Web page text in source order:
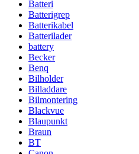
Batteri
Batterigrep
Batterikabel
Batterilader
battery
Becker
Benq
Bilholder
Billaddare
Bilmontering
Blackvue
Blaupunkt
Braun
BT